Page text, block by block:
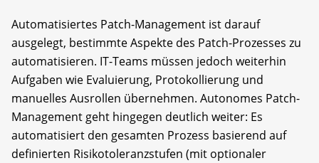
Automatisiertes Patch-Management ist darauf
ausgelegt, bestimmte Aspekte des Patch-Prozesses zu
automatisieren. IT-Teams ­müssen jedoch weiterhin
Aufgaben wie Evaluierung, Protokollierung und
manuelles ­Aus­rollen übernehmen. Autonomes Patch-
Management geht hingegen deutlich weiter: Es
automatisiert den gesamten Prozess basierend auf
definierten Risikotoleranzstufen (mit optionaler